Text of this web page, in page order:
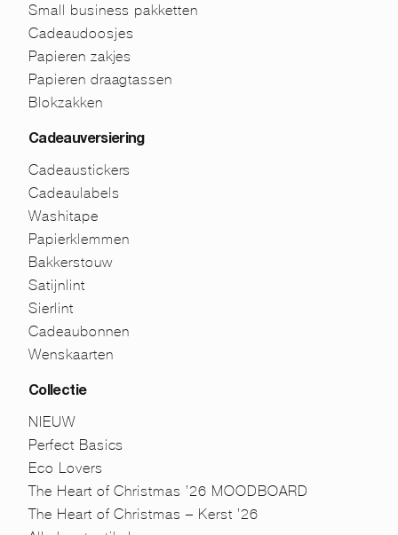
Small business pakketten
Cadeaudoosjes
Papieren zakjes
Papieren draagtassen
Blokzakken
Cadeauversiering
Cadeaustickers
Cadeaulabels
Washitape
Papierklemmen
Bakkerstouw
Satijnlint
Sierlint
Cadeaubonnen
Wenskaarten
Collectie
NIEUW
Perfect Basics
Eco Lovers
The Heart of Christmas ’26 MOODBOARD
The Heart of Christmas – Kerst ’26